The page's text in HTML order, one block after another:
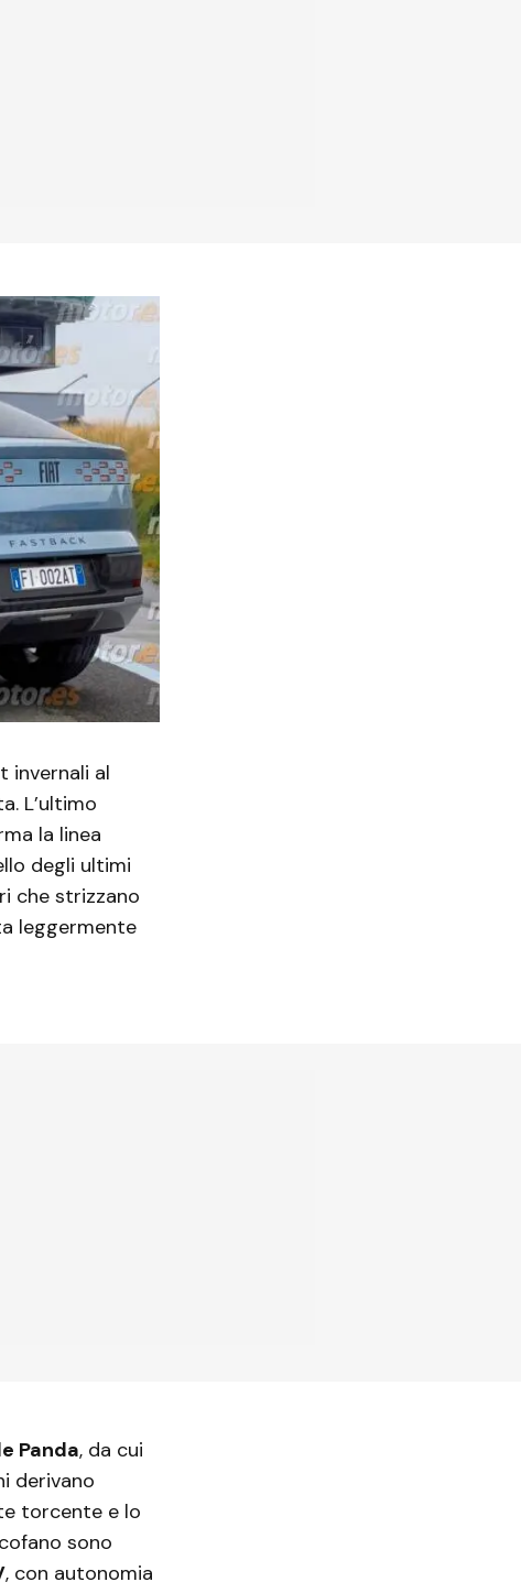
invernali al
L’ultimo
la linea
degli ultimi
che strizzano
leggermente
Panda, da cui
derivano
torcente e lo
sono
, con autonomia